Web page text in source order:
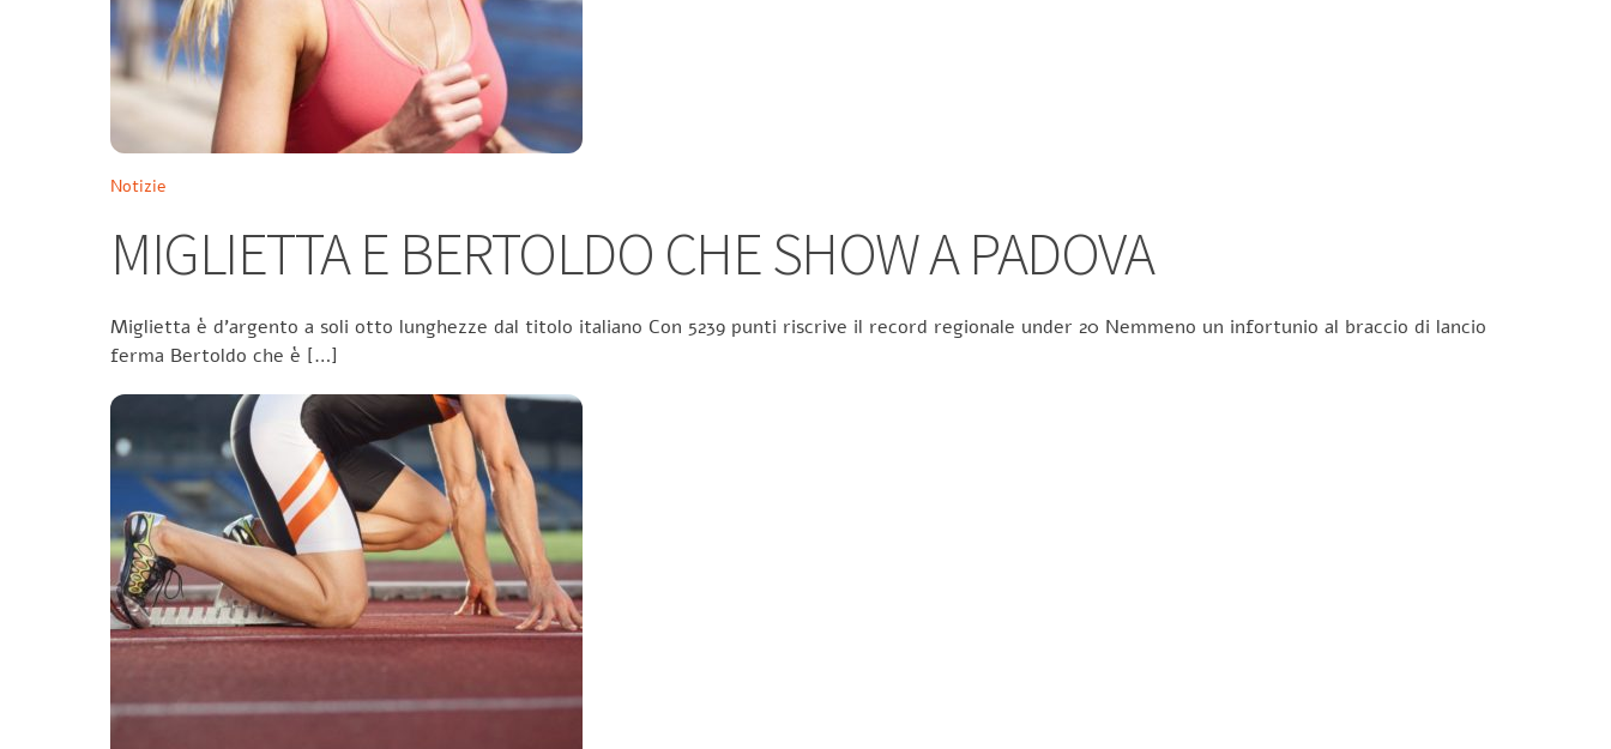
Notizie
MIGLIETTA E BERTOLDO CHE SHOW A PADOVA
Miglietta è d’argento a soli otto lunghezze dal titolo italiano Con 5239 punti riscrive il record regionale under 20 Nemmeno un infortunio al braccio di lancio
ferma Bertoldo che è […]